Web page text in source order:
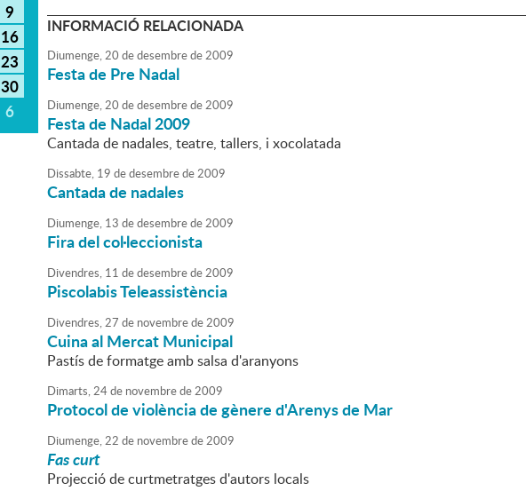
9
16
23
30
6
INFORMACIÓ RELACIONADA
Diumenge,20 dedesembrede2009
Festa de Pre Nadal
Diumenge,20 dedesembrede2009
Festa de Nadal 2009
Cantada de nadales, teatre, tallers, i xocolatada
Dissabte, 19 dedesembrede2009
Cantada de nadales
Diumenge, 13 dedesembrede2009
Fira del col·leccionista
Divendres, 11 dedesembrede2009
Piscolabis Teleassistència
Divendres,27 de novembrede2009
Cuina al Mercat Municipal
Pastís de formatge amb salsa d'aranyons
Dimarts,24de novembrede2009
Protocol de violència de gènere d'Arenys de Mar
Diumenge,22 de novembrede2009
Fas curt
Projecció de curtmetratges d'autors locals